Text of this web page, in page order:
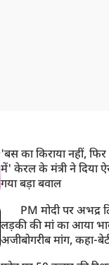
'बस का किराया नहीं,
में' केरल के मंत्री ने दिया
गया बड़ा बवाल
PM मोदी पर अभद्र
लड़की की मां का आया
अजीबोगरीब मांग, कहा-